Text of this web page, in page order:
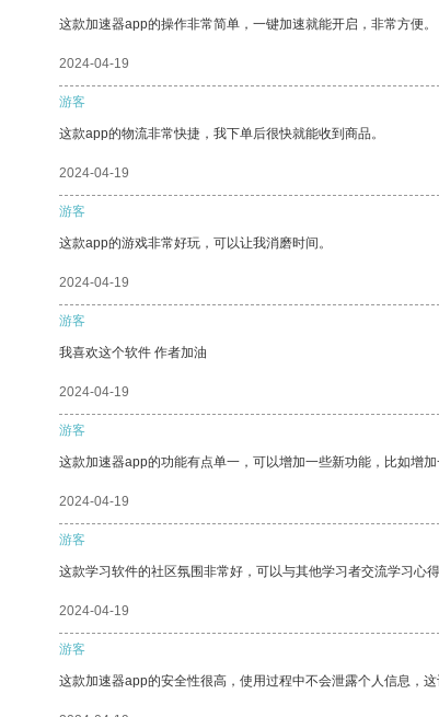
这款加速器app的操作非常简单，一键加速就能开启，非常方便。
2024-04-19
游客
这款app的物流非常快捷，我下单后很快就能收到商品。
2024-04-19
游客
这款app的游戏非常好玩，可以让我消磨时间。
2024-04-19
游客
我喜欢这个软件 作者加油
2024-04-19
游客
这款加速器app的功能有点单一，可以增加一些新功能，比如增加
2024-04-19
游客
这款学习软件的社区氛围非常好，可以与其他学习者交流学习心得
2024-04-19
游客
这款加速器app的安全性很高，使用过程中不会泄露个人信息，